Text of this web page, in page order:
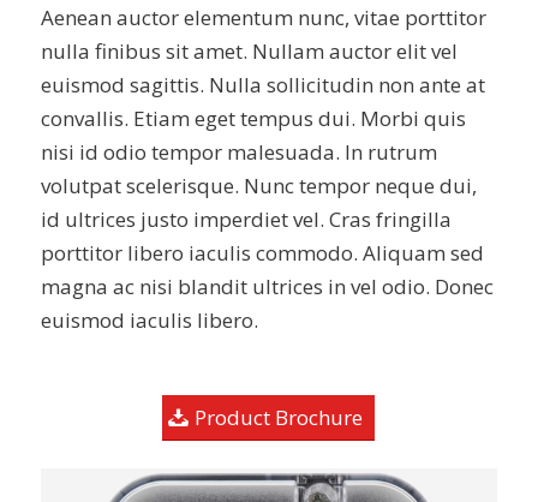
Aenean auctor elementum nunc, vitae porttitor
nulla finibus sit amet. Nullam auctor elit vel
euismod sagittis. Nulla sollicitudin non ante at
convallis. Etiam eget tempus dui. Morbi quis
nisi id odio tempor malesuada. In rutrum
volutpat scelerisque. Nunc tempor neque dui,
id ultrices justo imperdiet vel. Cras fringilla
porttitor libero iaculis commodo. Aliquam sed
magna ac nisi blandit ultrices in vel odio. Donec
euismod iaculis libero.
Product Brochure